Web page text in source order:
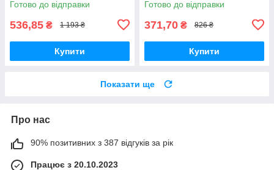
Готово до відправки
536,85 ₴ 1 193 ₴
Купити
Готово до відправки
371,70 ₴ 826 ₴
Купити
Показати ще
Про нас
90% позитивних з 387 відгуків за рік
Працює з 20.10.2023